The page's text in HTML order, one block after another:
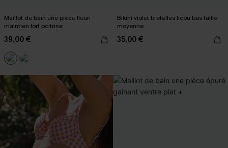
Maillot de bain une pièce fleuri
maintien fort poitrine
39,00 €
Bikini violet bretelles licou bas taille
moyenne
35,00 €